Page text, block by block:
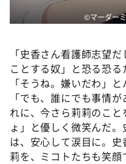
©マーダー
「史香さん看護師志望
ことする奴」と恐る恐
「そうね。嫌いだわ」
「でも、誰にでも事情
れに、今さら莉莉のこ
ょ」と優しく微笑んだ
は、安心して涙目に。
莉を、ミコトたちも笑顔